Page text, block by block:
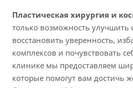
Пластическая хирургия и
только возможность
восстановить уверенность,
комплексов и почувствовать
клинике мы предоставляем
которые помогут вам достичь